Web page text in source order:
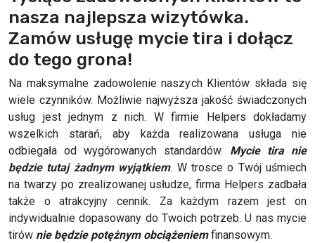
nasza najlepsza wizytówka.
Zamów usługę mycie tira i dołącz
do tego grona!
Na maksymalne zadowolenie naszych Klientów składa się
wiele czynników. Możliwie najwyższa jakość świadczonych
usług jest jednym z nich. W firmie Helpers dokładamy
wszelkich starań, aby każda realizowana usługa nie
odbiegała od wygórowanych standardów. Mycie tira nie
będzie tutaj żadnym wyjątkiem. W trosce o Twój uśmiech
na twarzy po zrealizowanej usłudze, firma Helpers zadbała
także o atrakcyjny cennik. Za każdym razem jest on
indywidualnie dopasowany do Twoich potrzeb. U nas mycie
tirów nie będzie potężnym obciążeniemfinansowym.